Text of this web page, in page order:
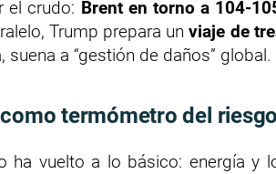
el crudo: Brent en torno a 104-
Trump prepara unviaje de
suena a “gestión de daños” global.
termómetro del riesgo
ha vuelto a lo básico: energía y